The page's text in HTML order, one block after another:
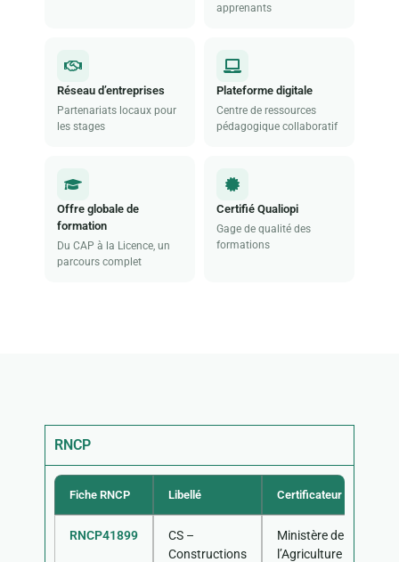
apprenants
Réseau d’entreprises
Partenariats locaux pour
les stages
Plateforme digitale
Centre de ressources
pédagogique collaboratif
Offre globale de
formation
Du CAP à la Licence, un
parcours complet
Certifié Qualiopi
Gage de qualité des
formations
RNCP
Fiche RNCP Libellé Certificateur
RNCP41899
CS –
Constructions
Ministère de
l’Agriculture